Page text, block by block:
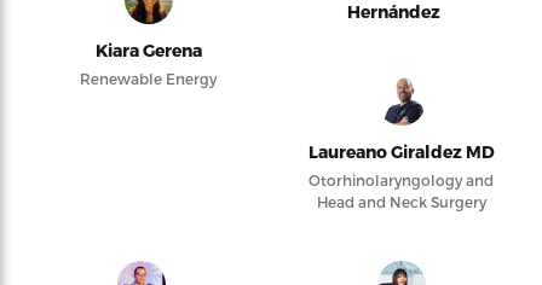
Kiara Gerena
Renewable Energy
Hernández
Laureano Giraldez MD
Otorhinolaryngology and
Head and Neck Surgery